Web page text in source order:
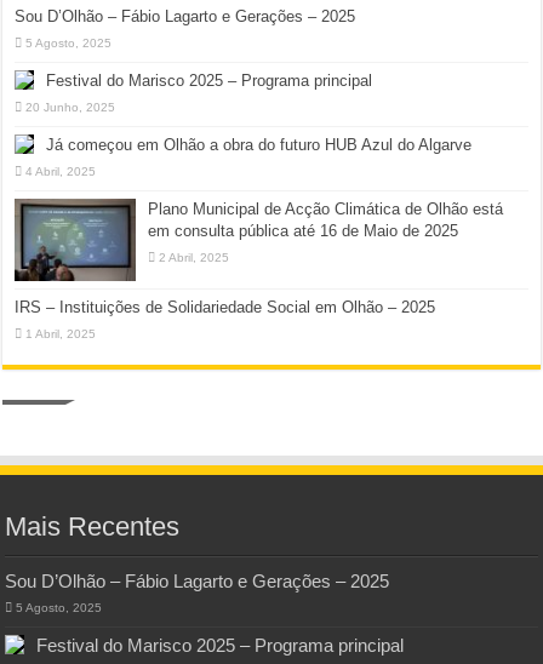
Sou D’Olhão – Fábio Lagarto e Gerações – 2025
5 Agosto, 2025
Festival do Marisco 2025 – Programa principal
20 Junho, 2025
Já começou em Olhão a obra do futuro HUB Azul do Algarve
4 Abril, 2025
Plano Municipal de Acção Climática de Olhão está
em consulta pública até 16 de Maio de 2025
2 Abril, 2025
IRS – Instituições de Solidariedade Social em Olhão – 2025
1 Abril, 2025
Mais Recentes
Sou D’Olhão – Fábio Lagarto e Gerações – 2025
5 Agosto, 2025
Festival do Marisco 2025 – Programa principal